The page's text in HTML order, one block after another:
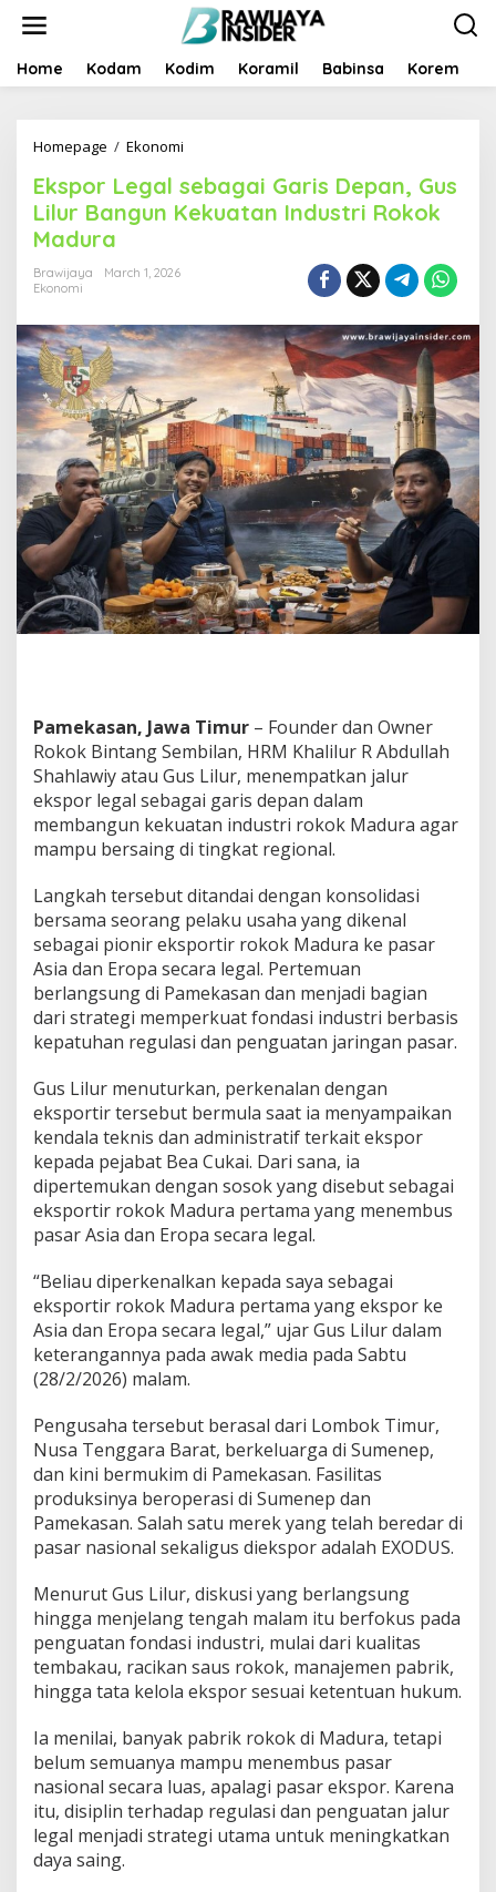
t
Home Kodam Kodim Koramil Babinsa Korem
Homepage / Ekonomi
s
p
o
a
l
s
b
a
g
a
i
G
a
r
i
s
D
e
G
u
s
L
i
l
u
a
n
g
u
K
e
k
a
a
n
I
n
d
u
s
r
R
o
k
o
M
a
d
u
r
a
Ekspor Legal sebagai Garis Depan, Gus
Lilur Bangun Kekuatan Industri Rokok
Madura
Brawijaya
March 1, 2026
Ekonomi
Pamekasan, Jawa Timur – Founder dan Owner
Rokok Bintang Sembilan, HRM Khalilur R Abdullah
Shahlawiy atau Gus Lilur, menempatkan jalur
ekspor legal sebagai garis depan dalam
membangun kekuatan industri rokok Madura agar
mampu bersaing di tingkat regional.
Langkah tersebut ditandai dengan konsolidasi
bersama seorang pelaku usaha yang dikenal
sebagai pionir eksportir rokok Madura ke pasar
Asia dan Eropa secara legal. Pertemuan
berlangsung di Pamekasan dan menjadi bagian
dari strategi memperkuat fondasi industri berbasis
kepatuhan regulasi dan penguatan jaringan pasar.
Gus Lilur menuturkan, perkenalan dengan
eksportir tersebut bermula saat ia menyampaikan
kendala teknis dan administratif terkait ekspor
kepada pejabat Bea Cukai. Dari sana, ia
dipertemukan dengan sosok yang disebut sebagai
eksportir rokok Madura pertama yang menembus
pasar Asia dan Eropa secara legal.
“Beliau diperkenalkan kepada saya sebagai
eksportir rokok Madura pertama yang ekspor ke
Asia dan Eropa secara legal,” ujar Gus Lilur dalam
keterangannya pada awak media pada Sabtu
(28/2/2026) malam.
Pengusaha tersebut berasal dari Lombok Timur,
Nusa Tenggara Barat, berkeluarga di Sumenep,
dan kini bermukim di Pamekasan. Fasilitas
produksinya beroperasi di Sumenep dan
Pamekasan. Salah satu merek yang telah beredar di
pasar nasional sekaligus diekspor adalah EXODUS.
Menurut Gus Lilur, diskusi yang berlangsung
hingga menjelang tengah malam itu berfokus pada
penguatan fondasi industri, mulai dari kualitas
tembakau, racikan saus rokok, manajemen pabrik,
hingga tata kelola ekspor sesuai ketentuan hukum.
Ia menilai, banyak pabrik rokok di Madura, tetapi
belum semuanya mampu menembus pasar
nasional secara luas, apalagi pasar ekspor. Karena
itu, disiplin terhadap regulasi dan penguatan jalur
legal menjadi strategi utama untuk meningkatkan
daya saing.